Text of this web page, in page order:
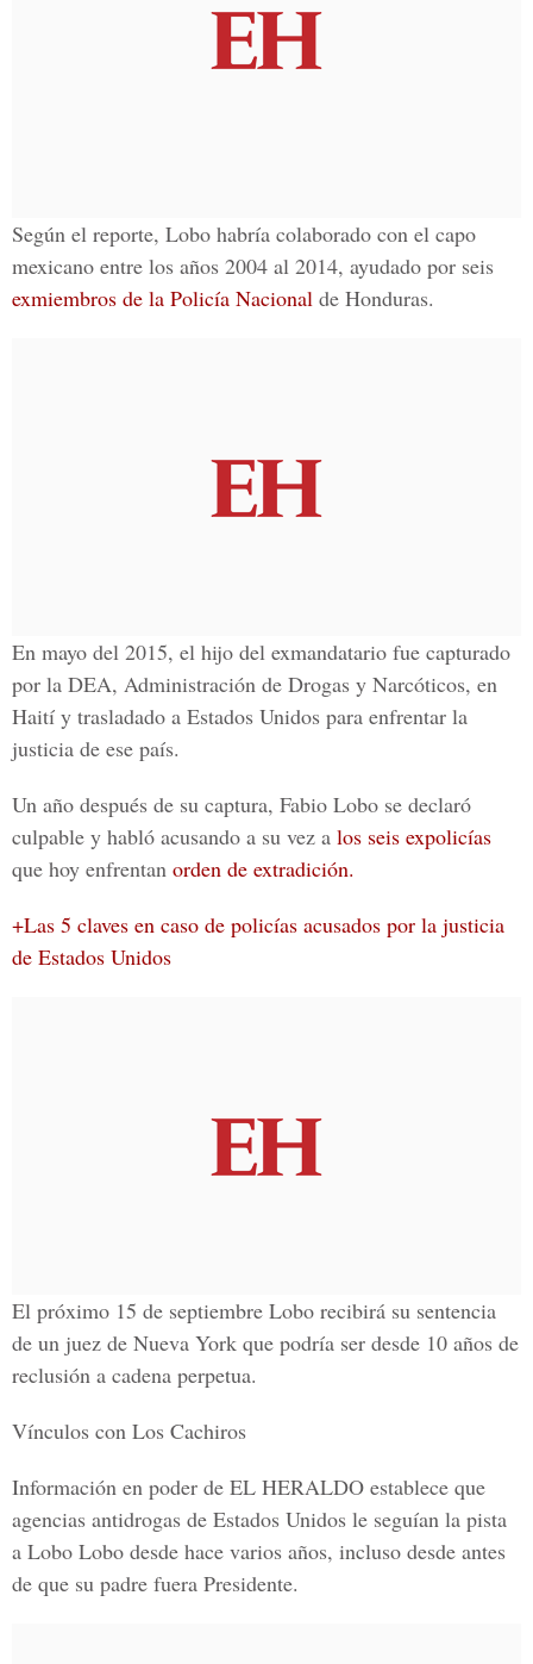
Según el reporte, Lobo habría colaborado con el capo
mexicano entre los años 2004 al 2014, ayudado por seis
exmiembros de la Policía Nacional de Honduras.
En mayo del 2015, el hijo del exmandatario fue capturado
por la DEA, Administración de Drogas y Narcóticos, en
Haití y trasladado a Estados Unidos para enfrentar la
justicia de ese país.
Un año después de su captura, Fabio Lobo se declaró
culpable y habló acusando a su vez a los seis expolicías
que hoy enfrentan orden de extradición.
+Las 5 claves en caso de policías acusados por la justicia
de Estados Unidos
El próximo 15 de septiembre Lobo recibirá su sentencia
de un juez de Nueva York que podría ser desde 10 años de
reclusión a cadena perpetua.
Vínculos con Los Cachiros
Información en poder de EL HERALDO establece que
agencias antidrogas de Estados Unidos le seguían la pista
a Lobo Lobo desde hace varios años, incluso desde antes
de que su padre fuera Presidente.